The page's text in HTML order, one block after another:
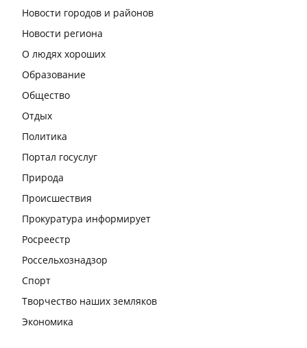
Новости городов и районов
Новости региона
О людях хороших
Образование
Общество
Отдых
Политика
Портал госуслуг
Природа
Происшествия
Прокуратура информирует
Росреестр
Россельхознадзор
Спорт
Творчество наших земляков
Экономика